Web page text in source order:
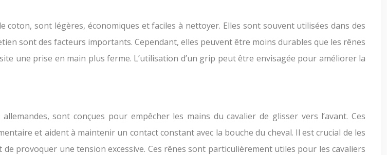
sont légères, économiques et faciles à nettoyer. Elles sont souvent utilisées dans des
sont des facteurs importants. Cependant, elles peuvent être moins durables que les rênes
une prise en main plus ferme. L’utilisation d’un grip peut être envisagée pour améliorer la
sont conçues pour empêcher les mains du cavalier de glisser vers l’avant. Ces
et aident à maintenir un contact constant avec la bouche du cheval. Il est crucial de les
provoquer une tension excessive. Ces rênes sont particulièrement utiles pour les cavaliers